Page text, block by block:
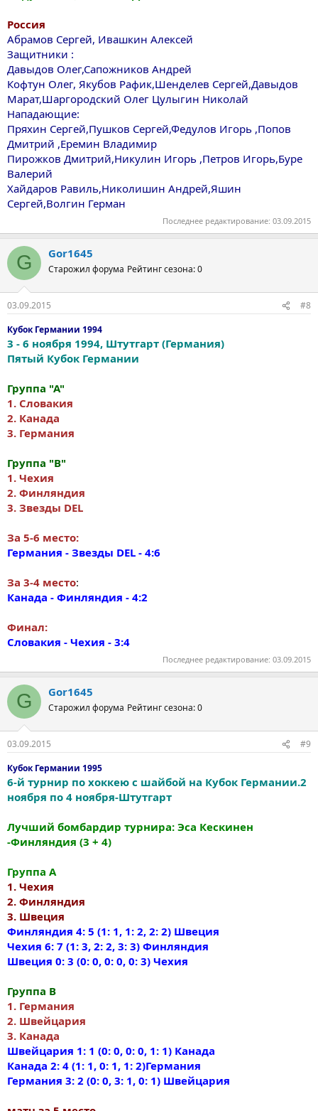
Россия
Абрамов Сергей, Ивашкин Алексей
Защитники :
Давыдов Олег,Сапожников Андрей
Кофтун Олег, Якубов Рафик,Шенделев Сергей,Давыдов
Марат,Шаргородский Олег Цулыгин Николай
Нападающие:
Пряхин Сергей,Пушков Сергей,Федулов Игорь ,Попов
Дмитрий ,Еремин Владимир
Пирожков Дмитрий,Никулин Игорь ,Петров Игорь,Буре
Валерий
Хайдаров Равиль,Николишин Андрей,Яшин
Сергей,Волгин Герман
Последнее редактирование: 03.09.2015
G Gor1645
Старожил форума Рейтинг сезона: 0
03.09.2015
#8
Кубок Германии 1994
3 - 6 ноября 1994, Штутгарт (Германия)
Пятый Кубок Германии
Группа "А"
1. Словакия
2. Канада
3. Германия
Группа "В"
1. Чехия
2. Финляндия
3. Звезды DEL
За 5-6 место:
Германия - Звезды DEL - 4:6
За 3-4 место:
Канада - Финляндия - 4:2
Финал:
Словакия - Чехия - 3:4
Последнее редактирование: 03.09.2015
G Gor1645
Старожил форума Рейтинг сезона: 0
03.09.2015
#9
Кубок Германии 1995
6-й турнир по хоккею с шайбой на Кубок Германии.2
ноября по 4 ноября-Штутгарт
Лучший бомбардир турнира: Эса Кескинен
-Финляндия (3 + 4)
Группа A
1. Чехия
2. Финляндия
3. Швеция
Финляндия 4: 5 (1: 1, 1: 2, 2: 2) Швеция
Чехия 6: 7 (1: 3, 2: 2, 3: 3) Финляндия
Швеция 0: 3 (0: 0, 0: 0, 0: 3) Чехия
Группа B
1. Германия
2. Швейцария
3. Канада
Швейцария 1: 1 (0: 0, 0: 0, 1: 1) Канада
Канада 2: 4 (1: 1, 0: 1, 1: 2)Германия
Германия 3: 2 (0: 0, 3: 1, 0: 1) Швейцария